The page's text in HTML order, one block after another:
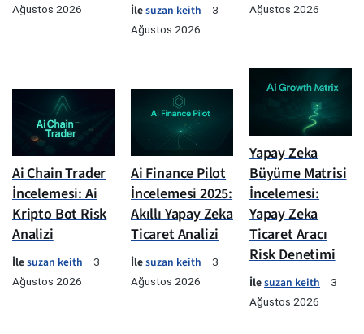
Ağustos 2026
İlesuzan keith
3
Ağustos 2026
Ağustos 2026
Ai Chain Trader
İncelemesi: Ai
Kripto Bot Risk
Analizi
İlesuzan keith
3
Ağustos 2026
Ai Finance Pilot
İncelemesi 2025:
Akıllı Yapay Zeka
Ticaret Analizi
İlesuzan keith
3
Ağustos 2026
Yapay Zeka
Büyüme Matrisi
İncelemesi:
Yapay Zeka
Ticaret Aracı
Risk Denetimi
İlesuzan keith
3
Ağustos 2026